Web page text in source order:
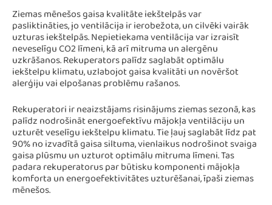
Ziemas mēnešos gaisa kvalitāte iekštelpās var
pasliktināties, jo ventilācija ir ierobežota, un cilvēki vairāk
uzturas iekštelpās. Nepietiekama ventilācija var izraisīt
neveselīgu CO2 līmeni, kā arī mitruma un alergēnu
uzkrāšanos. Rekuperators palīdz saglabāt optimālu
iekštelpu klimatu, uzlabojot gaisa kvalitāti un novēršot
alerģiju vai elpošanas problēmu rašanos.
Rekuperatori ir neaizstājams risinājums ziemas sezonā, kas
palīdz nodrošināt energoefektīvu mājokļa ventilāciju un
uzturēt veselīgu iekštelpu klimatu. Tie ļauj saglabāt līdz pat
90% no izvadītā gaisa siltuma, vienlaikus nodrošinot svaiga
gaisa plūsmu un uzturot optimālu mitruma līmeni. Tas
padara rekuperatorus par būtisku komponenti mājokļa
komforta un energoefektivitātes uzturēšanai, īpaši ziemas
mēnešos.